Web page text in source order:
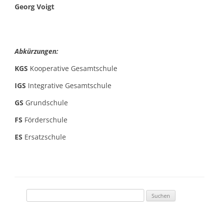
Georg Voigt
Abkürzungen:
KGS Kooperative Gesamtschule
IGS Integrative Gesamtschule
GS Grundschule
FS Förderschule
ES Ersatzschule